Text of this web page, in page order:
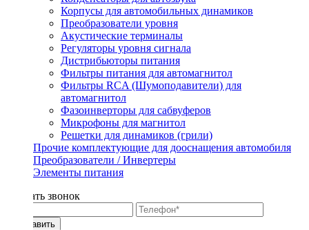
Корпусы для автомобильных динамиков
Преобразователи уровня
Акустические терминалы
Регуляторы уровня сигнала
Дистрибьюторы питания
Фильтры питания для автомагнитол
Фильтры RCA (Шумоподавители) для
автомагнитол
Фазоинверторы для сабвуферов
Микрофоны для магнитол
Решетки для динамиков (грили)
Прочие комплектующие для дооснащения автомобиля
Преобразователи / Инвертеры
Элементы питания
Заказать звонок
Отправить